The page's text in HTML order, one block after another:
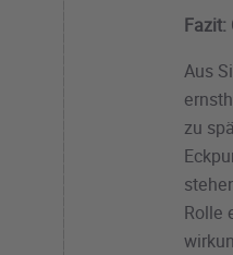
Fazit:
Aus
zu
Rolle